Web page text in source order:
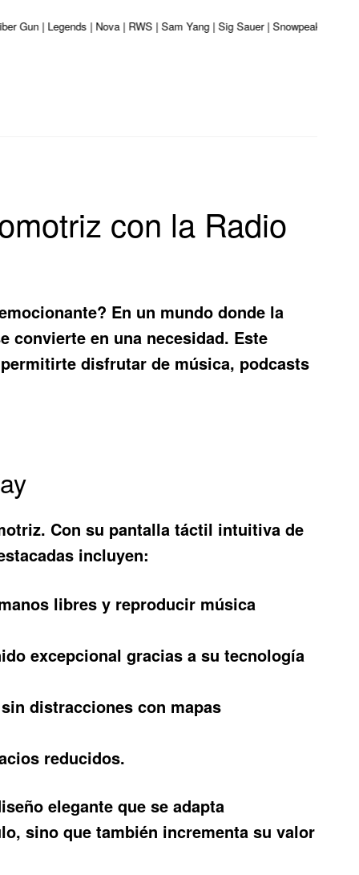
| Legends | Nova | RWS | Sam Yang | Sig Sauer | Snowpeak |
con la Radio
En un mundo donde la
convierte en una necesidad. Este
disfrutar de música, podcasts
Con su pantalla táctil intuitiva de
incluyen:
libres y reproducir música
excepcional gracias a su tecnología
distracciones con mapas
reducidos.
elegante que se adapta
sino que también incrementa su valor